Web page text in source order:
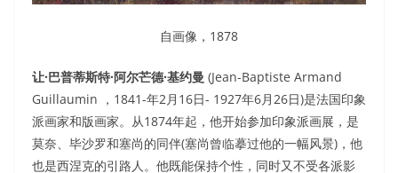
自画像，1878
让·巴普蒂斯特·阿尔芒德·基约曼 (Jean-Baptiste Armand
Guillaumin ，1841-年2月16日- 1927年6月26日)是法国印象
派画家和版画家。从1874年起，他开始参加印象派画展，是
莫奈、毕沙罗和塞尚的同伴(塞尚曾临摹过他的一幅风景)，他
也是西涅克的引路人。他既能保持个性，同时又不受各派影